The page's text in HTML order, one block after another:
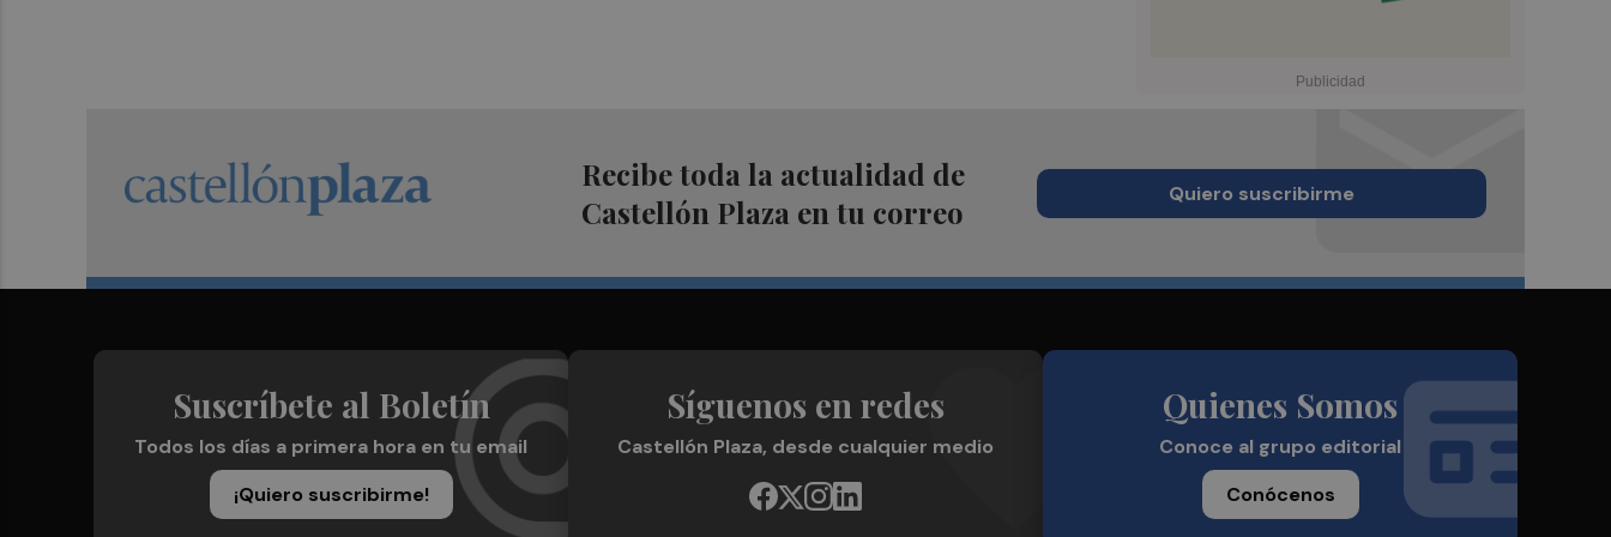
Recibe toda la actualidad de
Castellón Plaza en tu correo
Quiero suscribirme
Suscríbete al Boletín
Todos los días a primera hora en tu email
¡Quiero suscribirme!
Síguenos en redes
Castellón Plaza, desde cualquier medio
Quienes Somos
Conoce al grupo editorial
Conócenos